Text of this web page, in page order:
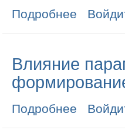
Подробнее о
Влияние
Подробнее о Влияние